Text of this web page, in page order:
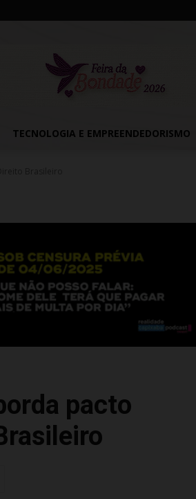
TECNOLOGIA E EMPREENDEDORISMO
pacto